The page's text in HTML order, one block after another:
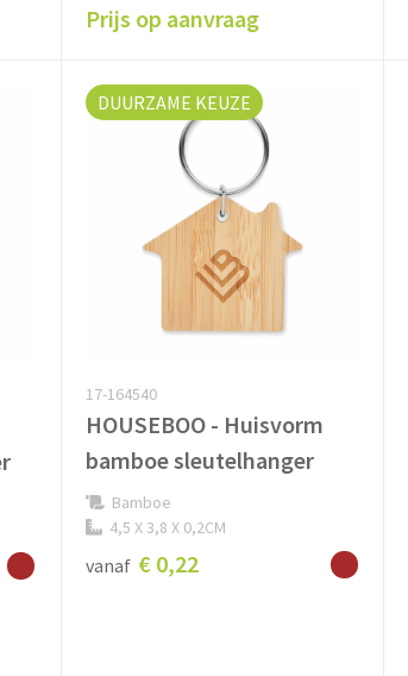
Prijs op aanvraag
DUURZAME KEUZE
17-164540
HOUSEBOO - Huisvorm
bamboe sleutelhanger
Bamboe
4,5 X 3,8 X 0,2CM
vanaf € 0,22